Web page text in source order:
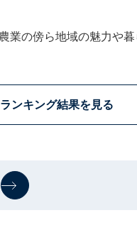
業の傍ら地域の魅力や
ンキング結果を見る